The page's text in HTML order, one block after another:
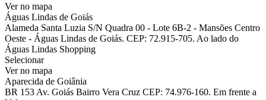
Ver no mapa
Águas Lindas de Goiás
Alameda Santa Luzia S/N Quadra 00 - Lote 6B-2 - Mansões Centro
Oeste - Águas Lindas de Goiás. CEP: 72.915-705. Ao lado do
Águas Lindas Shopping
Selecionar
Ver no mapa
Aparecida de Goiânia
BR 153 Av. Goiás Bairro Vera Cruz CEP: 74.976-160. Em frente a